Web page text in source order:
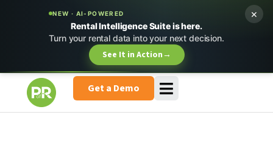
NEW · AI-POWERED
Rental Intelligence Suite is here.
Turn your rental data into your next decision.
See It in Action→
×
Get a Demo